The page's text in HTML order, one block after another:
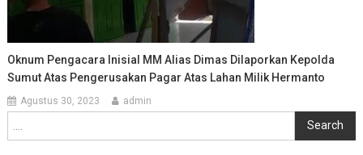
Oknum Pengacara Inisial MM Alias Dimas Dilaporkan Kepolda
Sumut Atas Pengerusakan Pagar Atas Lahan Milik Hermanto
Agustus 30, 2023 admin
Search